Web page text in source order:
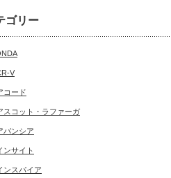
ゴリー
V
コード
スコット・ラファーガ
バンシア
ンサイト
ンスパイア